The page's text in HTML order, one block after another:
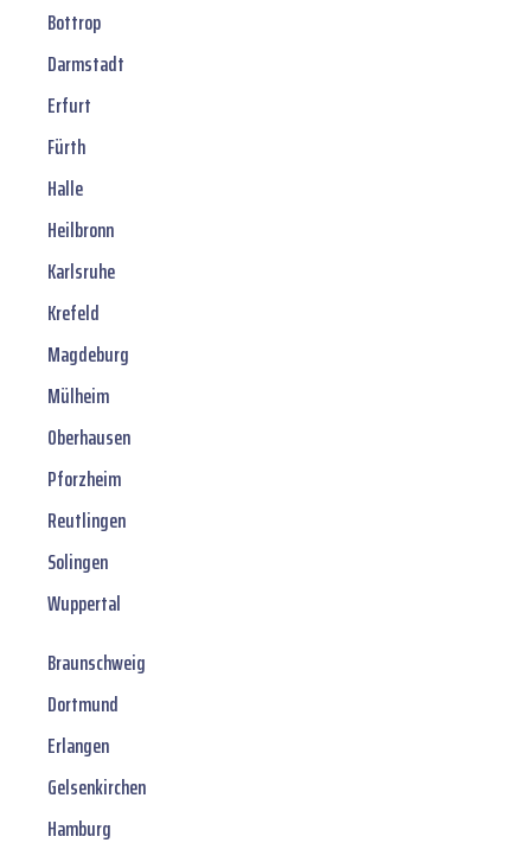
Bottrop
Darmstadt
Erfurt
Fürth
Halle
Heilbronn
Karlsruhe
Krefeld
Magdeburg
Mülheim
Oberhausen
Pforzheim
Reutlingen
Solingen
Wuppertal
Braunschweig
Dortmund
Erlangen
Gelsenkirchen
Hamburg